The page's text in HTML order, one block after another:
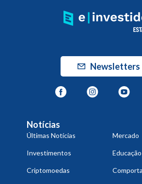
Newsletters
Notícias
Últimas Notícias Mercado
Investimentos
Criptomoedas